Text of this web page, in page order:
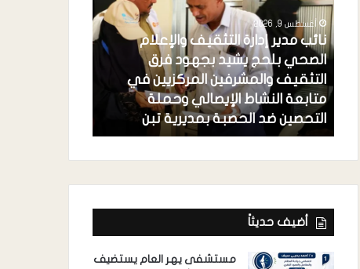
أغسطس 9, 2026
نائب مدير إدارة التثقيف والإعلام
الصحي بلحج يشيد بجهود فرق
التثقيف والمشرفين المركزيين في
متابعة النشاط الإيصالي وحملة
التحصين ضد الحصبة بمديرية تبن
أضيف حديثاً
مستشفى يهر العام يستضيف